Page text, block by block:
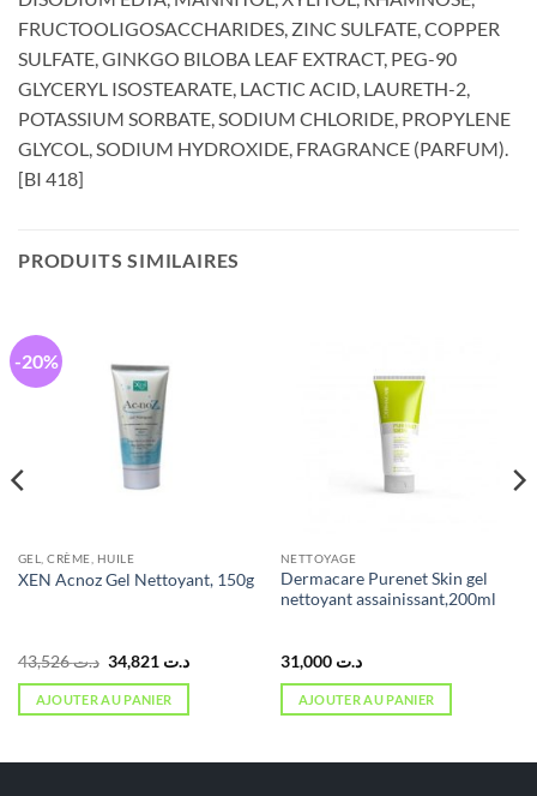
FRUCTOOLIGOSACCHARIDES, ZINC SULFATE, COPPER
SULFATE, GINKGO BILOBA LEAF EXTRACT, PEG-90
GLYCERYL ISOSTEARATE, LACTIC ACID, LAURETH-2,
POTASSIUM SORBATE, SODIUM CHLORIDE, PROPYLENE
GLYCOL, SODIUM HYDROXIDE, FRAGRANCE (PARFUM).
[BI 418]
PRODUITS SIMILAIRES
-20%
GEL, CRÈME, HUILE
XEN Acnoz Gel Nettoyant, 150g
د.ت43,526
Le
prix
initial
était :
د.ت 34,821
Le
AJOUTER AU PANIER
NETTOYAGE
Dermacare Purenet Skin gel
nettoyant assainissant,200ml
د.ت 31,000
AJOUTER AU PANIER